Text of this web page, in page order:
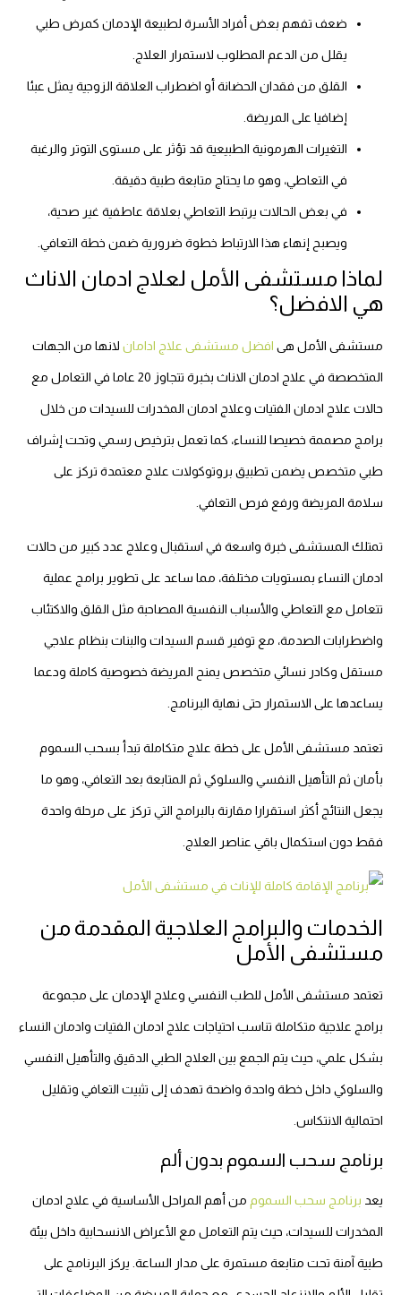
ضعف تفهم بعض أفراد الأسرة لطبيعة الإدمان كمرض طبي
يقلل من الدعم المطلوب لاستمرار العلاج.
القلق من فقدان الحضانة أو اضطراب العلاقة الزوجية يمثل عبئا
إضافيا على المريضة.
التغيرات الهرمونية الطبيعية قد تؤثر على مستوى التوتر والرغبة
في التعاطي، وهو ما يحتاج متابعة طبية دقيقة.
في بعض الحالات يرتبط التعاطي بعلاقة عاطفية غير صحية،
ويصبح إنهاء هذا الارتباط خطوة ضرورية ضمن خطة التعافي.
لماذا مستشفى الأمل لعلاج ادمان الاناث
هي الافضل؟
مستشفى الأمل هى افضل مستشفى علاج ادامان لانها من الجهات
المتخصصة في علاج ادمان الاناث بخبرة تتجاوز 20 عاما في التعامل مع
حالات علاج ادمان الفتيات وعلاج ادمان المخدرات للسيدات من خلال
برامج مصممة خصيصا للنساء، كما تعمل بترخيص رسمي وتحت إشراف
طبي متخصص يضمن تطبيق بروتوكولات علاج معتمدة تركز على
سلامة المريضة ورفع فرص التعافي.
تمتلك المستشفى خبرة واسعة في استقبال وعلاج عدد كبير من حالات
ادمان النساء بمستويات مختلفة، مما ساعد على تطوير برامج عملية
تتعامل مع التعاطي والأسباب النفسية المصاحبة مثل القلق والاكتئاب
واضطرابات الصدمة، مع توفير قسم السيدات والبنات بنظام علاجي
مستقل وكادر نسائي متخصص يمنح المريضة خصوصية كاملة ودعما
يساعدها على الاستمرار حتى نهاية البرنامج.
تعتمد مستشفى الأمل على خطة علاج متكاملة تبدأ بسحب السموم
بأمان ثم التأهيل النفسي والسلوكي ثم المتابعة بعد التعافي، وهو ما
يجعل النتائج أكثر استقرارا مقارنة بالبرامج التي تركز على مرحلة واحدة
فقط دون استكمال باقي عناصر العلاج.
الخدمات والبرامج العلاجية المقدمة من
مستشفى الأمل
تعتمد مستشفى الأمل للطب النفسي وعلاج الإدمان على مجموعة
برامج علاجية متكاملة تناسب احتياجات علاج ادمان الفتيات وادمان النساء
بشكل علمي، حيث يتم الجمع بين العلاج الطبي الدقيق والتأهيل النفسي
والسلوكي داخل خطة واحدة واضحة تهدف إلى تثبيت التعافي وتقليل
احتمالية الانتكاس.
برنامج سحب السموم بدون ألم
يعد برنامج سحب السموم من أهم المراحل الأساسية في علاج ادمان
المخدرات للسيدات، حيث يتم التعامل مع الأعراض الانسحابية داخل بيئة
طبية آمنة تحت متابعة مستمرة على مدار الساعة. يركز البرنامج على